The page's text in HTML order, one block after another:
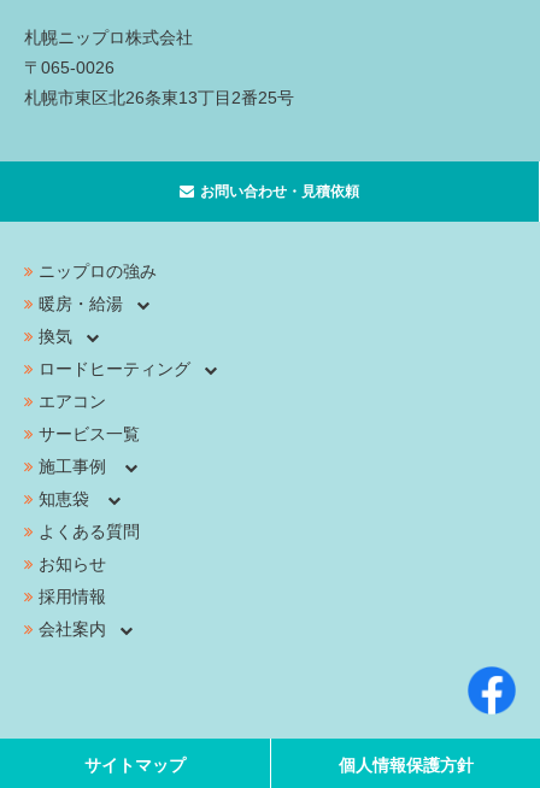
札幌ニップロ株式会社
〒065-0026
札幌市東区北26条東13丁目2番25号
お問い合わせ・見積依頼
ニップロの強み
暖房・給湯
換気
ロードヒーティング
エアコン
サービス一覧
施工事例
知恵袋
よくある質問
お知らせ
採用情報
会社案内
サイトマップ 個人情報保護方針